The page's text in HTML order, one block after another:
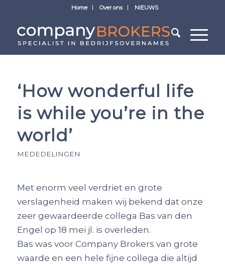
Home Over ons NIEUWS
‘How wonderful life
is while you’re in the
world’
MEDEDELINGEN
Met enorm veel verdriet en grote
verslagenheid maken wij bekend dat onze
zeer gewaardeerde collega Bas van den
Engel op 18 mei jl. is overleden.
Bas was voor Company Brokers van grote
waarde en een hele fijne collega die altijd